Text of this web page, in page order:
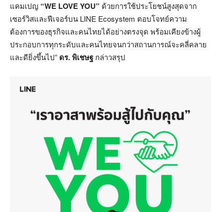
แคมเปญ “WE LOVE YOU” ด้วยการใช้ประโยชน์สูงสุดจาก
เซอร์วิสและฟีเจอร์บน LINE Ecosystem ตอบโจทย์ความ
ต้องการของธุรกิจและคนไทยได้อย่างตรงจุด พร้อมเคียงข้างผู้
ประกอบการทุกระดับและคนไทยจนกว่าสถานการณ์จะคลี่คลาย
และดียิ่งขึ้นไป” ดร. พิเชษฐ กล่าวสรุป